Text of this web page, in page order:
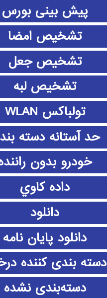
پیش بینی بورس
تشخیص امضا
تشخیص جعل
تشخیص لبه
تولباکس WLAN
حد آستانه دسته
خودرو بدون
داده كاوي
دانلود
دانلود پايان نامه
دسته بندی کننده
دسته‌بندی نشده